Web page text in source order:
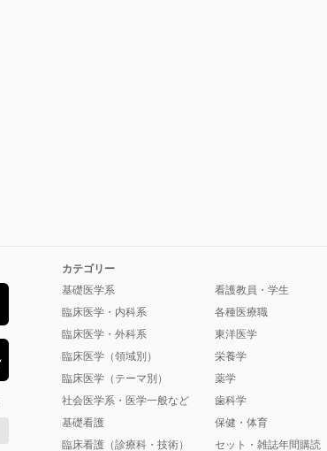
カテゴリー
基礎医学系
臨床医学・内科系
臨床医学・外科系
臨床医学（領域別）
臨床医学（テーマ別）
社会医学系・医学一般など
基礎看護
臨床看護（診療科・技術）
看護教員・学生
各種医療職
東洋医学
栄養学
薬学
歯科学
保健・体育
セット・雑誌年間購読